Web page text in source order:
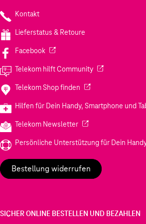
Kontakt
Lieferstatus & Retoure
Facebook(Wird in einem neuen Tab
Telekom hilft Community(Wird in einem
Telekom Shop finden (Wird in einem
Hilfen für Dein Handy, Smartphone und
Telekom Newsletter(Wird in einem neuen
Persönliche Unterstützung für Dein
Bestellung widerrufen
SICHER ONLINE BESTELLEN UND BEZAHLEN